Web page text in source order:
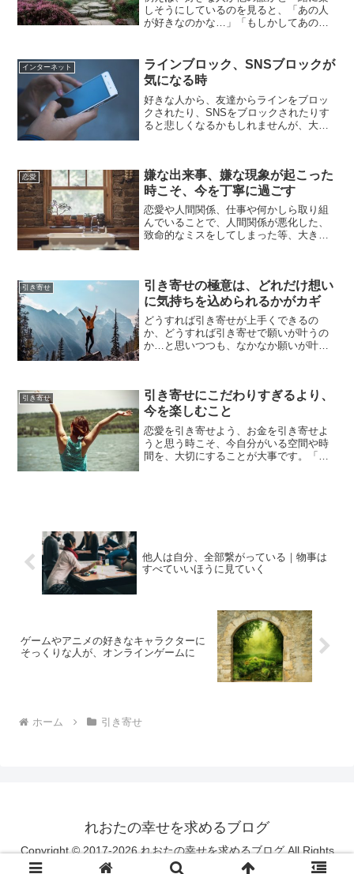
しそうにしているのを見ると、「あの人
が好きなのかな…」「もしかしてあの人
が、何か現象が起こったときの反応とい
うものは、人それぞれ違い...
インターネット
ラインブロック、SNSブロックが
気になる時
好きな人から、友達からラインをブロッ
クされたり、SNSをブロックされたりす
ると悲しくなるかもしれませんが、大切
考えてしまい、本来の...
恋愛
嫌な出来事、嫌な現象が起こった
時こそ、今を丁寧に過ごす
恋愛や人間関係、仕事や何かしら取り組
んでいることで、人間関係が悪化した、
致命的なミスをしてしまった等、大きな
と、沈みがちになってしま...
引き寄せ
引き寄せの極意は、どれだけ想い
に気持ちを込められるかがカギ
どうすれば引き寄せが上手くできるの
か、どうすれば引き寄せで願いが叶うの
か…と思いつつも、なかなか願いが叶わ
ます。引き寄せが上手く行か...
引き寄せ
引き寄せにこだわりすぎるより、
今を楽しむこと
恋愛を引き寄せよう、お金を引き寄せよ
うと思う時こそ、今自分がいる空間や時
間を、大切にすることが大事です。「全
他人は自分、全部繋がっている｜物事は
すべていいほうに見ていく
ゲームやアニメの好きなキャラクターに
そっくりな人が、オンラインゲームに
ホーム 引き寄せ
れおたの幸せを求めるブログ
Copyright © 2017-2026 れおたの幸せを求めるブログ All Rights
Reserved.